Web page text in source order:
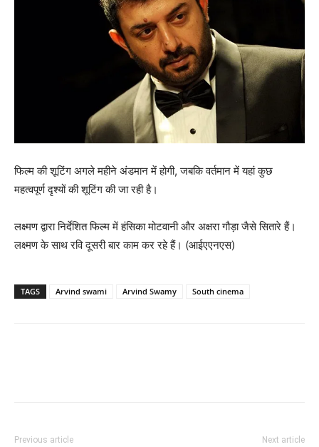
फिल्म की शूटिंग अगले महीने अंडमान में होगी, जबकि वर्तमान में यहां कुछ
महत्वपूर्ण दृश्यों की शूटिंग की जा रही है।
लक्ष्मण द्वारा निर्देशित फिल्म में हंसिका मोटवानी और अक्षरा गौड़ा जैसे सितारे हैं।
लक्ष्मण के साथ रवि दूसरी बार काम कर रहे हैं। (आईएएनएस)
TAGS Arvind swami Arvind Swamy South cinema
Previous article Next article